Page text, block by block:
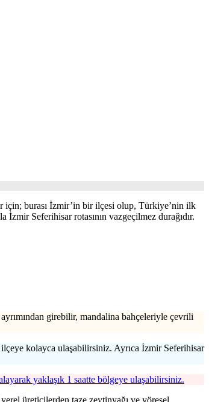
için; burası İzmir’in bir ilçesi olup, Türkiye’nin ilk
Seferihisar rotasının vazgeçilmez durağıdır.
girebilir, mandalina bahçeleriyle çevrili
kolayca ulaşabilirsiniz. Ayrıca İzmir Seferihisar
yaklaşık 1 saatte bölgeye ulaşabilirsiniz.
üreticilerden taze zeytinyağı ve yöresel